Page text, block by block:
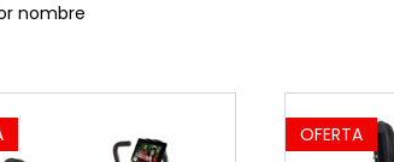
nombre
OFERTA